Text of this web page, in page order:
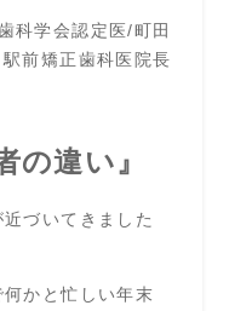
学会認定医/町田
駅前矯正歯科医院長
の違い』
づいてきました
かと忙しい年末